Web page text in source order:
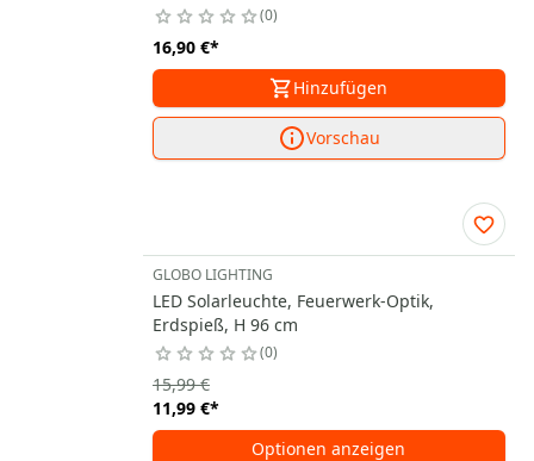
0
16,90 €*
Hinzufügen
Vorschau
GLOBO LIGHTING
LED Solarleuchte, Feuerwerk-Optik,
Erdspieß, H 96 cm
0
11,99 €*
15,99 €
Optionen anzeigen